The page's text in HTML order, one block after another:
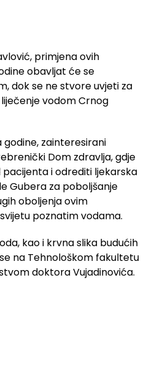
primjena ovih
obavljat će se
dok se ne stvore uvjeti za
vodom Crnog
godine, zainteresirani
Dom zdravlja, gdje
i odrediti ljekarska
Gubera za poboljšanje
oboljenja ovim
poznatim vodama.
kao i krvna slika budućih
na Tehnološkom fakultetu
doktora Vujadinovića.